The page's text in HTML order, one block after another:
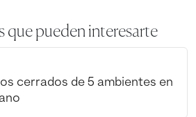
que pueden interesarte
cerrados de 5 ambientes en